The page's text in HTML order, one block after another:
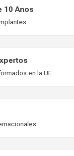
10 Anos
en la UE